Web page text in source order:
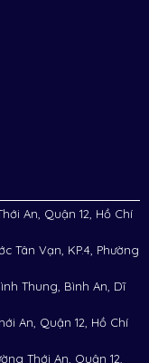
An, Quận 12, Hồ Chí
Tân Vạn, KP.4, Phường
Thung, Bình An, Dĩ
An, Quận 12, Hồ Chí
Thới An, Quận 12,